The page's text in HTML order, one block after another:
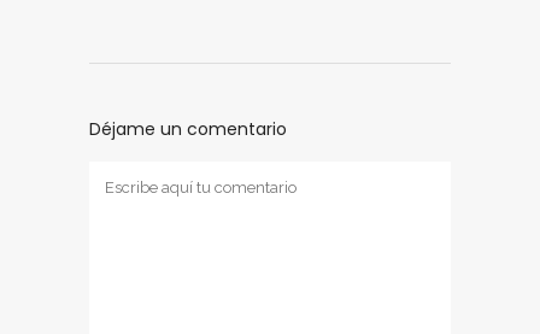
Déjame un comentario